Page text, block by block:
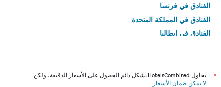
الفنادق في فرنسا
الفنادق في المملكة المتحدة
الفنادق في إيطاليا
*
يحاول HotelsCombined بشكل دائم الحصول على الأسعار الدقيقة، ولكن
لا يمكن ضمان الأسعار .